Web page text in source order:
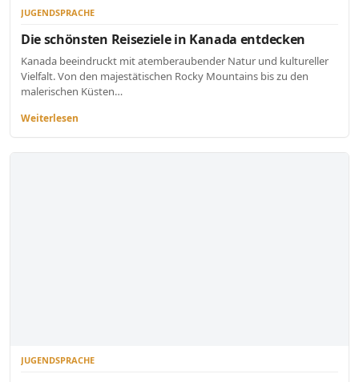
JUGENDSPRACHE
Die schönsten Reiseziele in Kanada entdecken
Kanada beeindruckt mit atemberaubender Natur und kultureller
Vielfalt. Von den majestätischen Rocky Mountains bis zu den
malerischen Küsten…
Weiterlesen
JUGENDSPRACHE